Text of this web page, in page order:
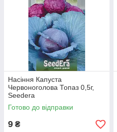
Насіння Капуста
Червоноголова Топаз 0,5г,
Seedera
Готово до відправки
9 ₴